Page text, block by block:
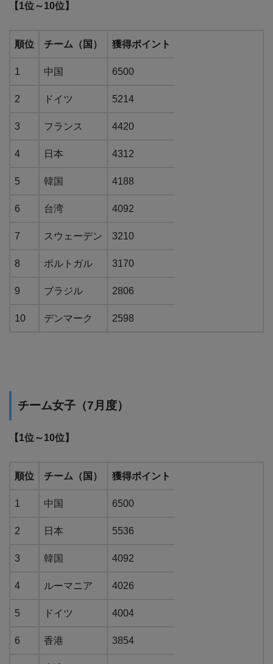
【1位～10位】
順位 チーム（国） 獲得ポイント
1 中国 6500
2 ドイツ 5214
3 フランス 4420
4 日本 4312
5 韓国 4188
6 台湾 4092
7 スウェーデン 3210
8 ポルトガル 3170
9 ブラジル 2806
10 デンマーク 2598
チーム女子（7月度）
【1位～10位】
順位 チーム（国） 獲得ポイント
1 中国 6500
2 日本 5536
3 韓国 4092
4 ルーマニア 4026
5 ドイツ 4004
6 香港 3854